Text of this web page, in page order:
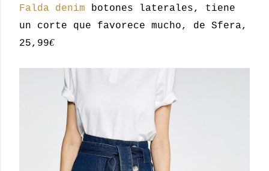
Falda denim botones laterales, tiene
un corte que favorece mucho, de Sfera,
25,99€